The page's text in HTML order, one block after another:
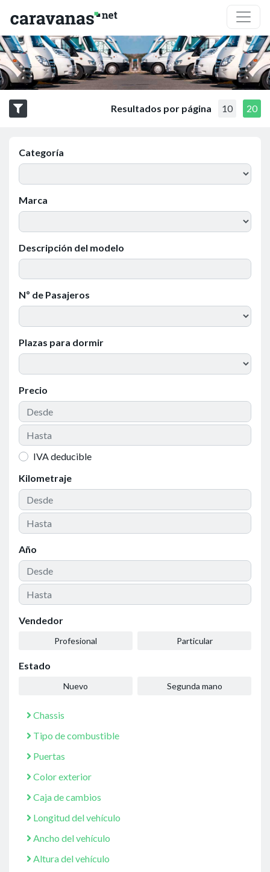
Resultados por página 10 20
Categoría
Marca
Descripción del modelo
Nº de Pasajeros
Plazas para dormir
Precio
IVA deducible
Kilometraje
Año
Vendedor
Profesional Particular
Estado
Nuevo Segunda mano
Chassis
Tipo de combustible
Puertas
Color exterior
Caja de cambios
Longitud del vehículo
Ancho del vehículo
Altura del vehículo